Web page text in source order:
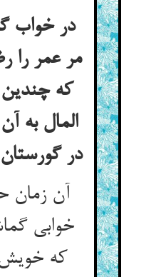
در خواب
مر عمر را
که چندین
المال به
در
آن زمان
خوابی
که